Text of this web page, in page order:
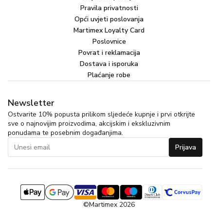
Pravila privatnosti
Opći uvjeti poslovanja
Martimex Loyalty Card
Poslovnice
Povrat i reklamacija
Dostava i isporuka
Plaćanje robe
Newsletter
Ostvarite 10% popusta prilikom sljedeće kupnje i prvi otkrijte
sve o najnovijim proizvodima, akcijskim i ekskluzivnim
ponudama te posebnim događanjima.
Prijava
©Martimex 2026